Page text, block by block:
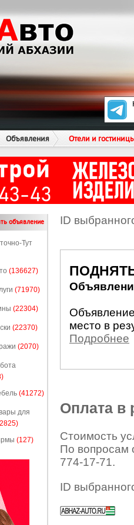
Объявления Отели и
объявление
Тут
(136627)
(71970)
(22304)
(22370)
(2070)
(41272)
для
(127)
ID
место в
Подробнее
Оплата в
Стоимость
По вопросам
774-17-71.
ID